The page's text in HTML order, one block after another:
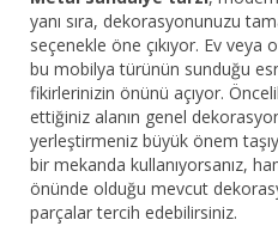
yanı sıra, dekorasyonunuzu
seçenekle öne çıkıyor. Ev veya
bu mobilya türünün sunduğu
fikirlerinizin önünü açıyor.
ettiğiniz alanın genel
yerleştirmeniz büyük önem
bir mekanda kullanıyorsanız,
önünde olduğu mevcut
parçalar tercih edebilirsiniz.